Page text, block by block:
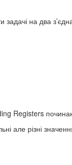
на два
Registers
але різні